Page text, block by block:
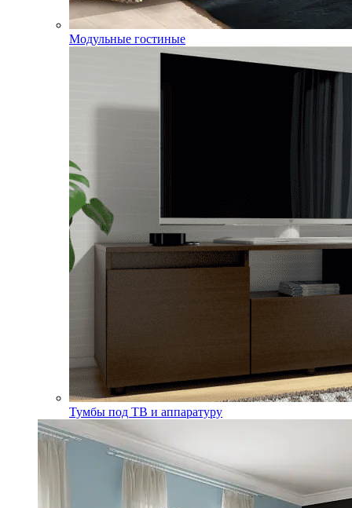
Модульные гостиные
Тумбы под ТВ и аппаратуру